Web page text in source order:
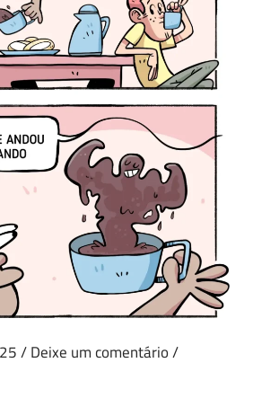
/Deixe um comentário/